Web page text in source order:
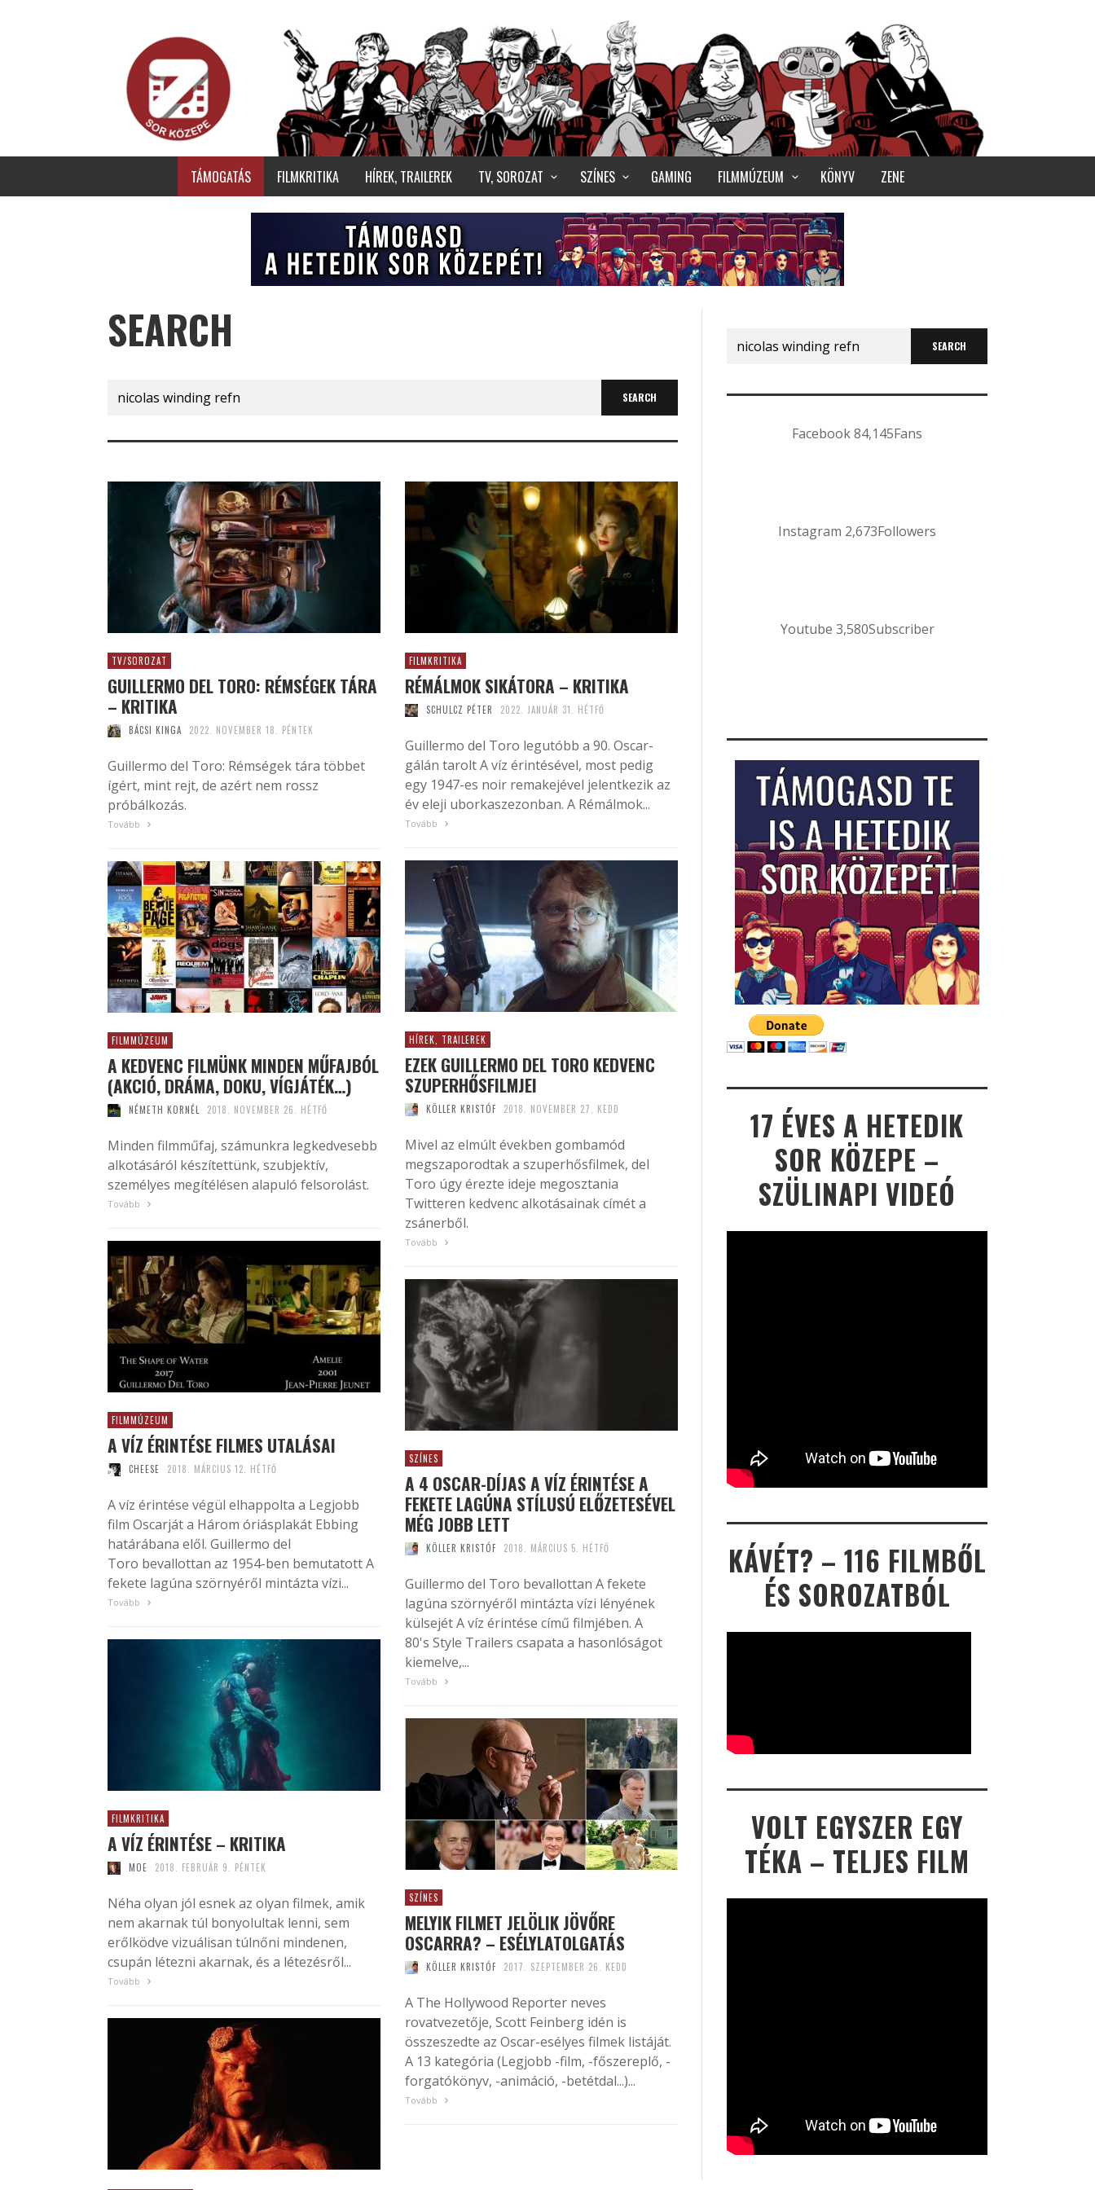
TÁMOGATÁS FILMKRITIKA HÍREK, TRAILEREK TV, SOROZAT SZÍNES GAMING FILMMÚZEUM KÖNYV ZENE
SEARCH
Search
for:
TV/SOROZAT
GUILLERMO DEL TORO: RÉMSÉGEK TÁRA
– KRITIKA
BÁCSI KINGA 2022. NOVEMBER 18. PÉNTEK
Guillermo del Toro: Rémségek tára többet
ígért, mint rejt, de azért nem rossz
próbálkozás.
Tovább
FILMKRITIKA
RÉMÁLMOK SIKÁTORA – KRITIKA
SCHULCZ PÉTER 2022. JANUÁR 31. HÉTFŐ
Guillermo del Toro legutóbb a 90. Oscar-
gálán tarolt A víz érintésével, most pedig
egy 1947-es noir remakejével jelentkezik az
év eleji uborkaszezonban. A Rémálmok...
Tovább
HÍREK, TRAILEREK
EZEK GUILLERMO DEL TORO KEDVENC
SZUPERHŐSFILMJEI
KÖLLER KRISTÓF 2018. NOVEMBER 27. KEDD
Mivel az elmúlt években gombamód
megszaporodtak a szuperhősfilmek, del
Toro úgy érezte ideje megosztania
Twitteren kedvenc alkotásainak címét a
zsánerből.
Tovább
FILMMÚZEUM
A KEDVENC FILMÜNK MINDEN MŰFAJBÓL
(AKCIÓ, DRÁMA, DOKU, VÍGJÁTÉK…)
NÉMETH KORNÉL 2018. NOVEMBER 26. HÉTFŐ
Minden filmműfaj, számunkra legkedvesebb
alkotásáról készítettünk, szubjektív,
személyes megítélésen alapuló felsorolást.
Tovább
FILMMÚZEUM
A VÍZ ÉRINTÉSE FILMES UTALÁSAI
CHEESE 2018. MÁRCIUS 12. HÉTFŐ
A víz érintése végül elhappolta a Legjobb
film Oscarját a Három óriásplakát Ebbing
határábana elől. Guillermo del
Toro bevallottan az 1954-ben bemutatott A
fekete lagúna szörnyéről mintázta vízi...
Tovább
SZÍNES
A 4 OSCAR-DÍJAS A VÍZ ÉRINTÉSE A
FEKETE LAGÚNA STÍLUSÚ ELŐZETESÉVEL
MÉG JOBB LETT
KÖLLER KRISTÓF 2018. MÁRCIUS 5. HÉTFŐ
Guillermo del Toro bevallottan A fekete
lagúna szörnyéről mintázta vízi lényének
külsejét A víz érintése című filmjében. A
80's Style Trailers csapata a hasonlóságot
kiemelve,...
Tovább
FILMKRITIKA
A VÍZ ÉRINTÉSE – KRITIKA
MOE 2018. FEBRUÁR 9. PÉNTEK
Néha olyan jól esnek az olyan filmek, amik
nem akarnak túl bonyolultak lenni, sem
erőlködve vizuálisan túlnőni mindenen,
csupán létezni akarnak, és a létezésről...
Tovább
SZÍNES
MELYIK FILMET JELÖLIK JÖVŐRE
OSCARRA? – ESÉLYLATOLGATÁS
KÖLLER KRISTÓF 2017. SZEPTEMBER 26. KEDD
A The Hollywood Reporter neves
rovatvezetője, Scott Feinberg idén is
összeszedte az Oscar-esélyes filmek listáját.
A 13 kategória (Legjobb -film, -főszereplő, -
forgatókönyv, -animáció, -betétdal...)...
Tovább
Search
for:
Facebook84,145Fans
Instagram 2,673Followers
Youtube 3,580Subscriber
17 ÉVES A HETEDIK
SOR KÖZEPE –
SZÜLINAPI VIDEÓ
KÁVÉT? – 116 FILMBŐL
ÉS SOROZATBÓL
VOLT EGYSZER EGY
TÉKA – TELJES FILM